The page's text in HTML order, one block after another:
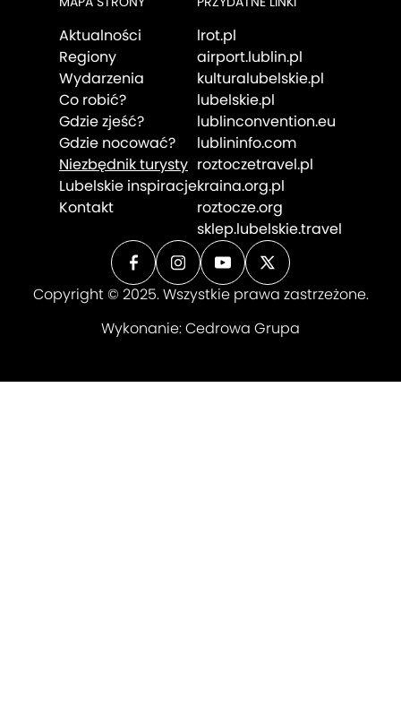
Aktualności
Regiony
Wydarzenia
Co robić?
Gdzie zjeść?
Gdzie nocować?
Niezbędnik turysty
Lubelskie inspiracje
Kontakt
lrot.pl
airport.lublin.pl
kulturalubelskie.pl
lubelskie.pl
lublinconvention.eu
lublininfo.com
roztoczetravel.pl
kraina.org.pl
roztocze.org
sklep.lubelskie.travel
Copyright © 2025. Wszystkie prawa zastrzeżone.
Wykonanie: Cedrowa Grupa